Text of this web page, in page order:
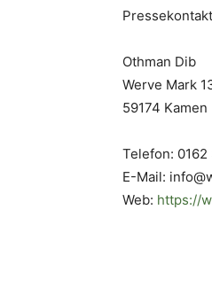
Othman Dib
Werve Mark
59174 Kamen
Telefon:
E-Mail:
Web: https://